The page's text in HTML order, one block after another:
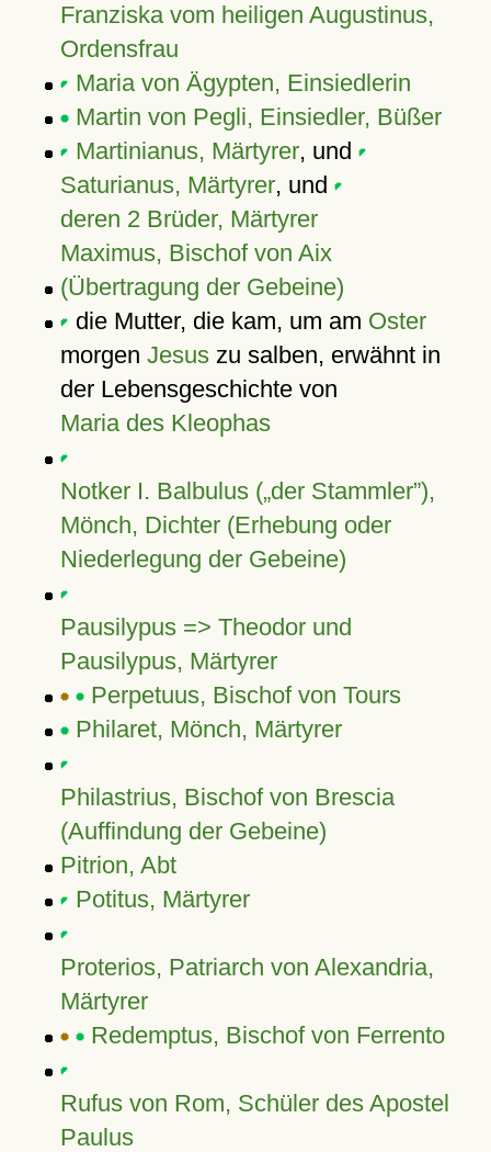
Franziska vom heiligen Augustinus,
Ordensfrau
Maria von Ägypten, Einsiedlerin
Martin von Pegli, Einsiedler, Büßer
Martinianus, Märtyrer, und
Saturianus, Märtyrer, und
deren 2 Brüder, Märtyrer
Maximus, Bischof von Aix
(Übertragung der Gebeine)
die Mutter, die kam, um am Oster
morgen Jesuszu salben, erwähnt in
der Lebensgeschichte von
Maria des Kleophas
Notker I. Balbulus ( der Stammler ),
Mönch, Dichter (Erhebung oder
Niederlegung der Gebeine)
Pausilypus => Theodor und
Pausilypus, Märtyrer
Perpetuus, Bischof von Tours
Philaret, Mönch, Märtyrer
Philastrius, Bischof von Brescia
(Auffindung der Gebeine)
Pitrion, Abt
Potitus, Märtyrer
Proterios, Patriarch von Alexandria,
Märtyrer
Redemptus, Bischof von Ferrento
Rufus von Rom, Schüler des Apostel
Paulus